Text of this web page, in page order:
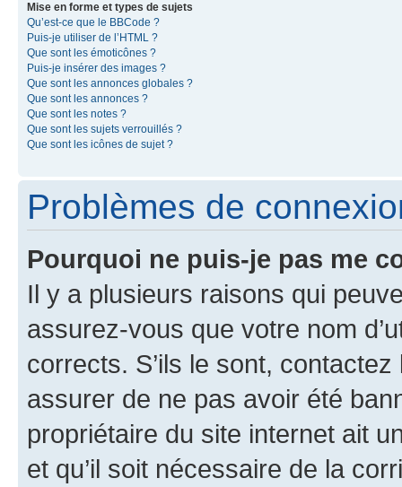
Mise en forme et types de sujets
Qu’est-ce que le BBCode ?
Puis-je utiliser de l’HTML ?
Que sont les émoticônes ?
Puis-je insérer des images ?
Que sont les annonces globales ?
Que sont les annonces ?
Que sont les notes ?
Que sont les sujets verrouillés ?
Que sont les icônes de sujet ?
Problèmes de
Pourquoi ne puis-je pas me
Il y a plusieurs raisons qui
assurez-vous que votre nom
corrects. S’ils le sont,
assurer de ne pas avoir été
propriétaire du site internet ait
et qu’il soit nécessaire de la